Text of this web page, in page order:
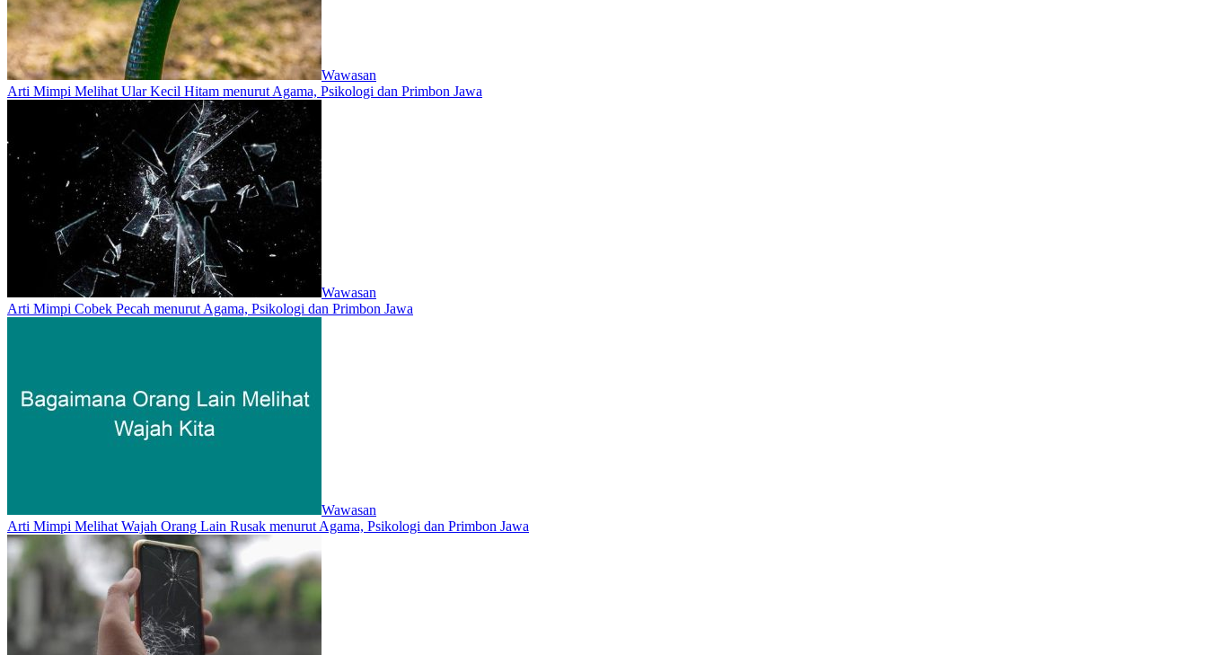
Wawasan
Arti Mimpi Melihat Ular Kecil Hitam menurut Agama, Psikologi dan Primbon Jawa
Wawasan
Arti Mimpi Cobek Pecah menurut Agama, Psikologi dan Primbon Jawa
Wawasan
Arti Mimpi Melihat Wajah Orang Lain Rusak menurut Agama, Psikologi dan Primbon Jawa